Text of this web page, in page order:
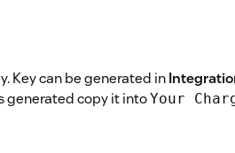
Key can be generated in
generated copy it intoYour